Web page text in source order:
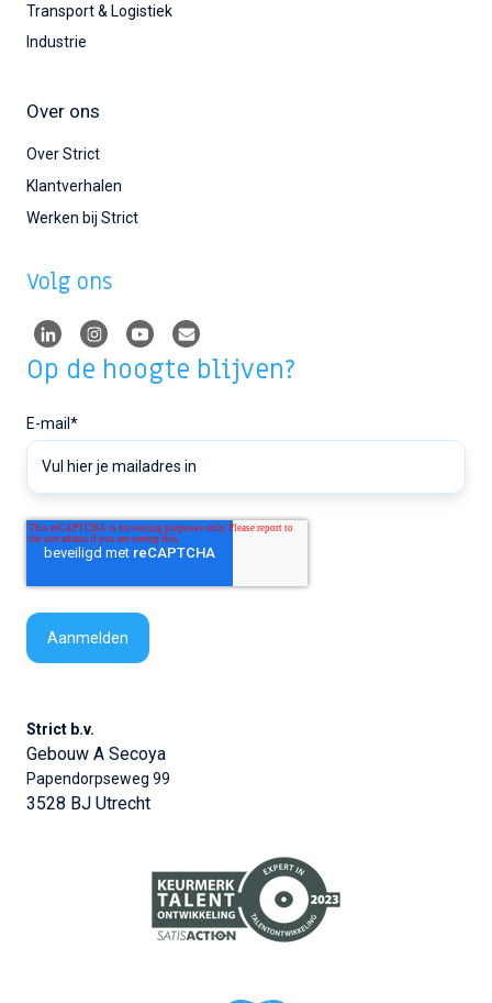
Transport & Logistiek
Industrie
Over ons
Over Strict
Klantverhalen
Werken bij Strict
Volg ons
Op de hoogte blijven?
E-mail *
Strict b.v.
Gebouw A Secoya
Papendorpseweg 99
3528 BJ Utrecht